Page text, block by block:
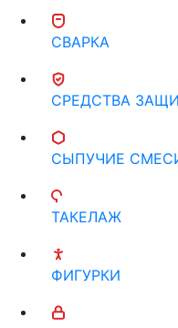
СВАРКА
СРЕДСТВА
СЫПУЧИЕ
ТАКЕЛАЖ
ФИГУРКИ